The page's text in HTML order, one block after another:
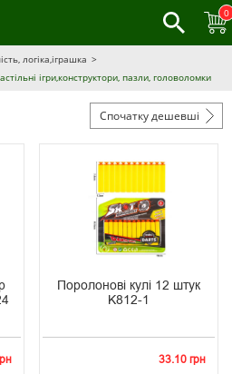
0
логіка,іграшка
ігри,конструктори, пазли, головоломки
Спочатку дешевші
Поролонові кулі 12 штук
K812-1
33.10 грн